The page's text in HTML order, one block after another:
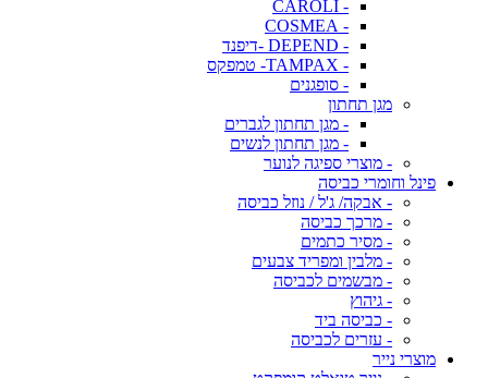
- CAROLI
- COSMEA
- DEPEND -דיפנד
- TAMPAX- טמפקס
- סופגנים
מגן תחתון
- מגן תחתון לגברים
- מגן תחתון לנשים
- מוצרי ספיגה לנוער
פינל וחומרי כביסה
- אבקה/ ג'ל / נוזל כביסה
- מרכך כביסה
- מסיר כתמים
- מלבין ומפריד צבעים
- מבשמים לכביסה
- גיהוץ
- כביסה ביד
- עזרים לכביסה
מוצרי נייר